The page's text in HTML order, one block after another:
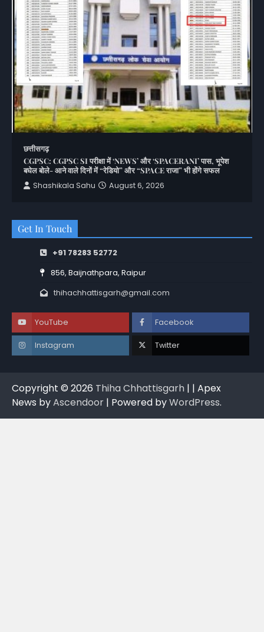
छत्तीसगढ़
CGPSC: CGPSC SI परीक्षा में ‘NEWS’ और ‘SPACERANI’ पास, भूपेश
बघेल बोले- आने वाले दिनों में “रेडियो” और “SPACE राजा” भी होंगे सफल
Shashikala Sahu
August 6, 2026
Get In Touch
+91 78283 52772
856, Baijnathpara, Raipur
thihachhattisgarh@gmail.com
YouTube Facebook
Instagram Twitter
Copyright © 2026 Thiha Chhattisgarh | | Apex
News byAscendoor | Powered byWordPress.